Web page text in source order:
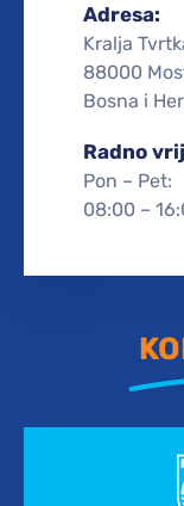
Adresa:
Kralja
88000
Bosna i
Radno
Pon – Pet:
08:00 –